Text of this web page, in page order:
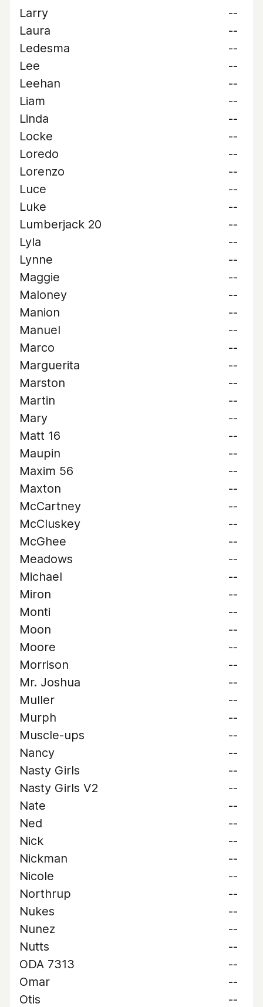
Larry
--
Laura
--
Ledesma
--
Lee
--
Leehan
--
Liam
--
Linda
--
Locke
--
Loredo
--
Lorenzo
--
Luce
--
Luke
--
Lumberjack 20
--
Lyla
--
Lynne
--
Maggie
--
Maloney
--
Manion
--
Manuel
--
Marco
--
Marguerita
--
Marston
--
Martin
--
Mary
--
Matt 16
--
Maupin
--
Maxim 56
--
Maxton
--
McCartney
--
McCluskey
--
McGhee
--
Meadows
--
Michael
--
Miron
--
Monti
--
Moon
--
Moore
--
Morrison
--
Mr. Joshua
--
Muller
--
Murph
--
Muscle-ups
--
Nancy
--
Nasty Girls
--
Nasty Girls V2
--
Nate
--
Ned
--
Nick
--
Nickman
--
Nicole
--
Northrup
--
Nukes
--
Nunez
--
Nutts
--
ODA 7313
--
Omar
--
Otis
--